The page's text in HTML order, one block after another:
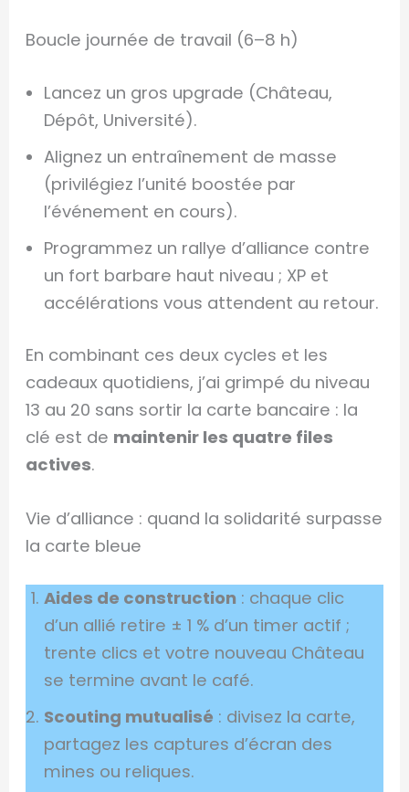
Boucle journée de travail (6–8 h)
Lancez un gros upgrade (Château,
Dépôt, Université).
Alignez un entraînement de masse
(privilégiez l’unité boostée par
l’événement en cours).
Programmez un rallye d’alliance contre
un fort barbare haut niveau ; XP et
accélérations vous attendent au retour.
En combinant ces deux cycles et les
cadeaux quotidiens, j’ai grimpé du niveau
13 au 20 sans sortir la carte bancaire : la
clé est de maintenir les quatre files
actives.
Vie d’alliance : quand la solidarité surpasse
la carte bleue
Aides de construction : chaque clic
d’un allié retire ± 1 % d’un timer actif ;
trente clics et votre nouveau Château
se termine avant le café.
Scouting mutualisé : divisez la carte,
partagez les captures d’écran des
mines ou reliques.